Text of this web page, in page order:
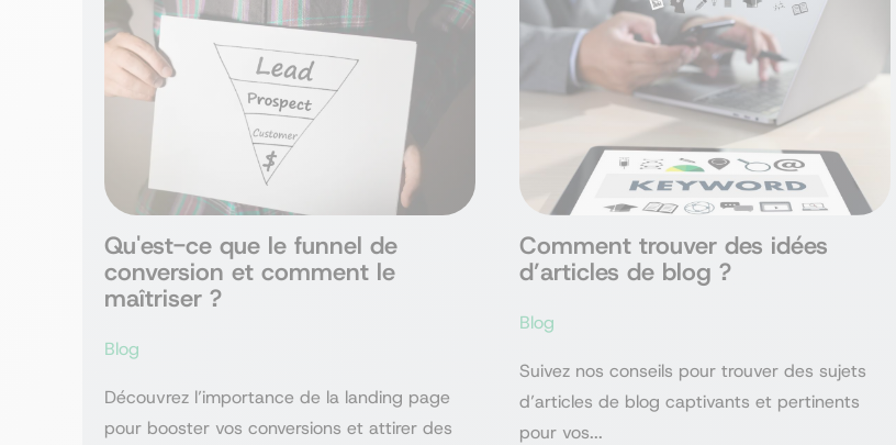
Qu'est-ce que le funnel de
conversion et comment le
maîtriser ?
Blog
Découvrez l’importance de la landing page
pour booster vos conversions et attirer des
Comment trouver des idées
d’articles de blog ?
Blog
Suivez nos conseils pour trouver des sujets
d’articles de blog captivants et pertinents
pour vos...